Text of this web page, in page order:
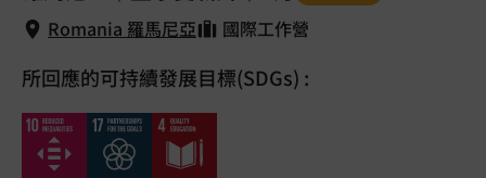
Romania 羅馬尼亞 國際工作營
所回應的可持續發展目標(SDGs) :
Romania 羅馬尼亞